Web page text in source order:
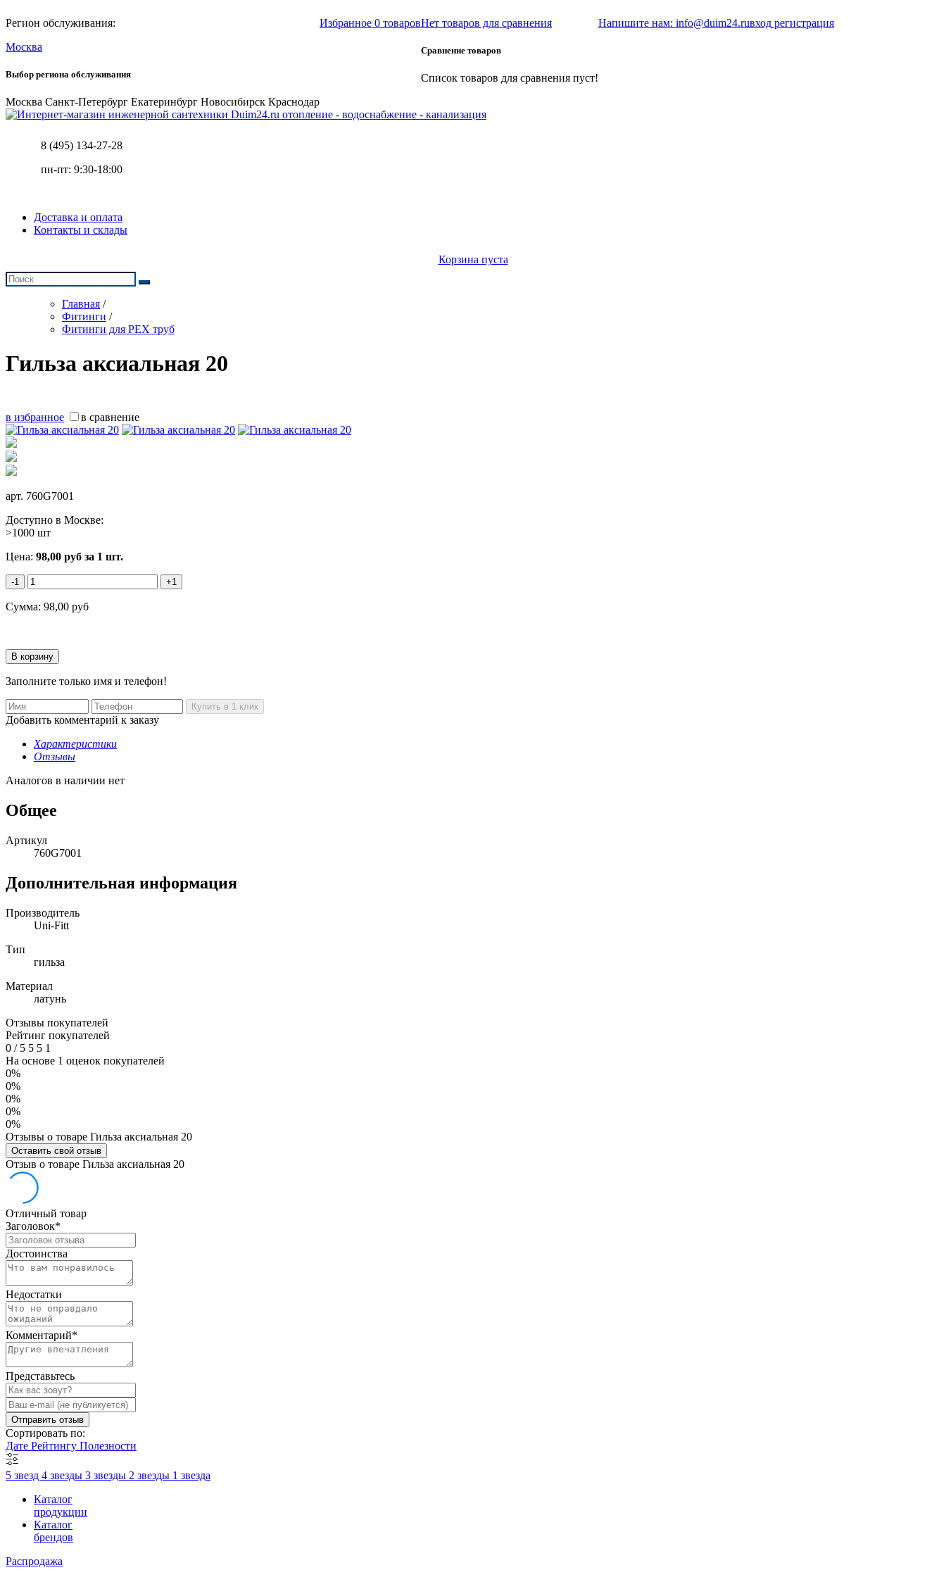
Регион обслуживания:
Москва
Выбор региона обслуживания
Москва Санкт-Петербург Екатеринбург Новосибирск Краснодар
Избранное 0 товаровНет товаров для сравнения
Сравнение товаров
Список товаров для сравнения пуст!
Напишите нам: info@duim24.ruвход регистрация
отопление - водоснабжение - канализация
8 (495) 134-27-28
пн-пт: 9:30-18:00
Доставка и оплата
Контакты и склады
Корзина пуста
Главная /
Фитинги /
Фитинги для PEX труб
Гильза аксиальная 20
в избранное в сравнение
арт. 760G7001
Доступно в Москве:
>1000 шт
Цена: 98,00 руб за 1 шт.
-1 +1
Сумма: 98,00 руб
Заполните только имя и телефон!
Добавить комментарий к заказу
Характеристики
Отзывы
Аналогов в наличии нет
Общее
Артикул
760G7001
Дополнительная информация
Производитель
Uni-Fitt
Тип
гильза
Материал
латунь
Отзывы покупателей
Рейтинг покупателей
0 /5 5 5 1
На основе 1 оценок покупателей
0%
0%
0%
0%
0%
Отзывы о товаре Гильза аксиальная 20
Оставить свой отзыв
Отзыв о товаре Гильза аксиальная 20
Отличный товар
Заголовок*
Достоинства
Недостатки
Комментарий*
Представьтесь
Отправить отзыв
Сортировать по:
Дате Рейтингу Полезности
5 звезд 4 звезды 3 звезды 2 звезды 1 звезда
Каталог
продукции
Каталог
брендов
Распродажа